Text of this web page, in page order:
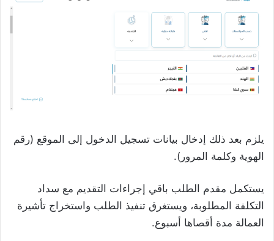
يلزم بعد ذلك إدخال بيانات تسجيل الدخول إلى الموقع (رقم
الهوية وكلمة المرور).
يستكمل مقدم الطلب باقي إجراءات التقديم مع سداد
التكلفة المطلوبة، ويستغرق تنفيذ الطلب واستخراج تأشيرة
العمالة مدة أقصاها أسبوع.